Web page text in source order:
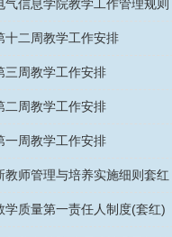
气信息学院教学工作管理规
十二周教学工作安排
三周教学工作安排
二周教学工作安排
一周教学工作安排
教师管理与培养实施细则套红
学质量第一责任人制度(套红)